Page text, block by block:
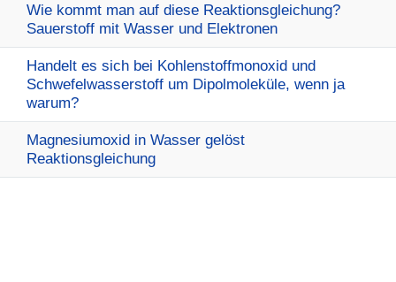
Wie kommt man auf diese Reaktionsgleichung?
Sauerstoff mit Wasser und Elektronen
Handelt es sich bei Kohlenstoffmonoxid und
Schwefelwasserstoff um Dipolmoleküle, wenn ja
warum?
Magnesiumoxid in Wasser gelöst
Reaktionsgleichung